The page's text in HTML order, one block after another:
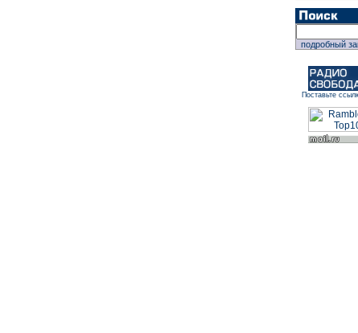
подробный
Поставьте